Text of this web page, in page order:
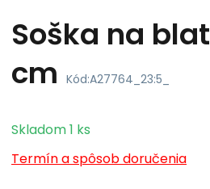
Soška na
cm Kód:A27764_23:5_
Skladom1 ks
Termín a spôsob doručenia